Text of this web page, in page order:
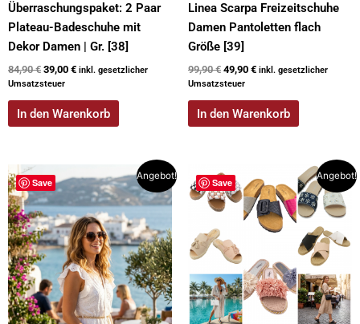
Überraschungspaket: 2 Paar
Plateau-Badeschuhe mit
Dekor Damen | Gr. [38]
84,90€ 39,00 € inkl. gesetzlicher
Umsatzsteuer
In den Warenkorb
Linea Scarpa Freizeitschuhe
Damen Pantoletten flach
Größe [39]
99,90€ 49,90 € inkl. gesetzlicher
Umsatzsteuer
In den Warenkorb
Save
Angebot!
Preis
war:
79,90 €
Preis
ist:
39,00 €.
Save
Angebot!
Ursprünglicher
Preis
war:
94,95 €
Preis
ist:
45,00 €.